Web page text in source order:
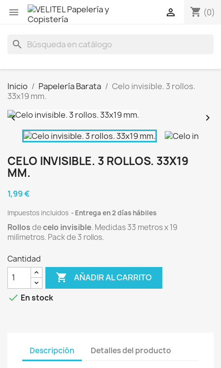
 shopping_cart (0)

search
Inicio Papelería Barata
Celo invisible. 3 rollos.
33x19 mm.
 
CELO INVISIBLE. 3 ROLLOS. 33X19
MM.
1,99 €
Impuestos incluidos Entrega en 2 días hábiles
Rollosdecelo invisible. Medidas 33 metros x 19
milímetros. Pack de 3 rollos.
Cantidad
 AÑADIR AL CARRITO
 En stock
Descripción Detalles del producto